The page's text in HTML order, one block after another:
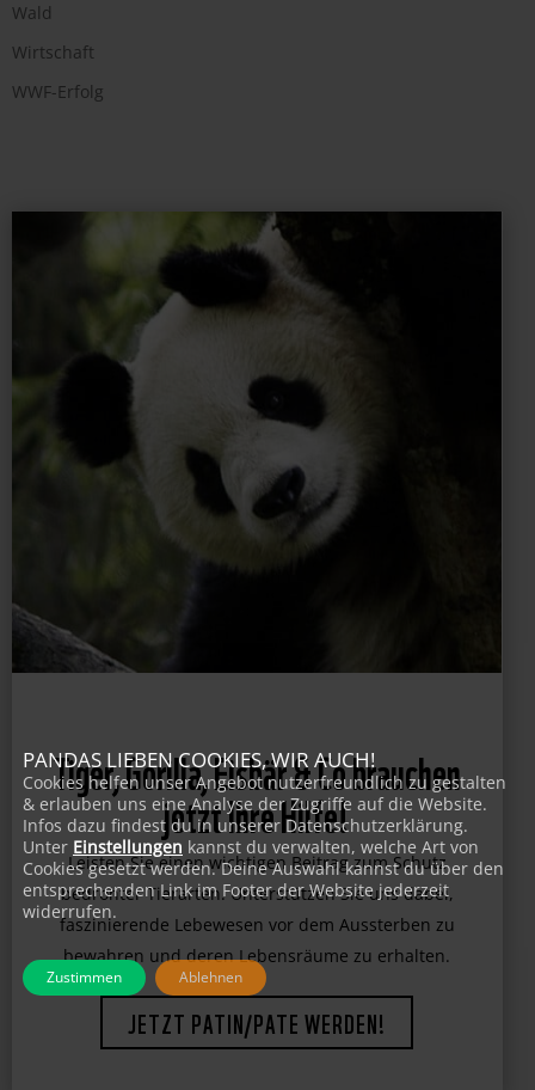
Wald
Wirtschaft
WWF-Erfolg
Tiger, Gorilla, Eisbär & Co brauchen
jetzt Ihre Hilfe!
Leisten Sie einen wichtigen Beitrag zum Schutz
bedrohter Tierarten. Unterstützen Sie uns dabei,
faszinierende Lebewesen vor dem Aussterben zu
bewahren und deren Lebensräume zu erhalten.
JETZT PATIN/PATE WERDEN!
PANDAS LIEBEN COOKIES, WIR AUCH!
Cookies helfen unser Angebot nutzerfreundlich zu gestalten
& erlauben uns eine Analyse der Zugriffe auf die Website.
Infos dazu findest du in unserer Datenschutzerklärung.
Unter Einstellungen kannst du verwalten, welche Art von
Cookies gesetzt werden. Deine Auswahl kannst du über den
entsprechenden Link im Footer der Website jederzeit
widerrufen.
Zustimmen Ablehnen